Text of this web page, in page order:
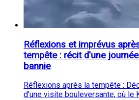
Réflexions et imprévus
tempête : récit d'une
bannie
Réflexions après la tempête :
d'une visite bouleversante, où le